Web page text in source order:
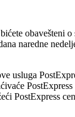
obavešteni o
naredne
usluga
PostExpress